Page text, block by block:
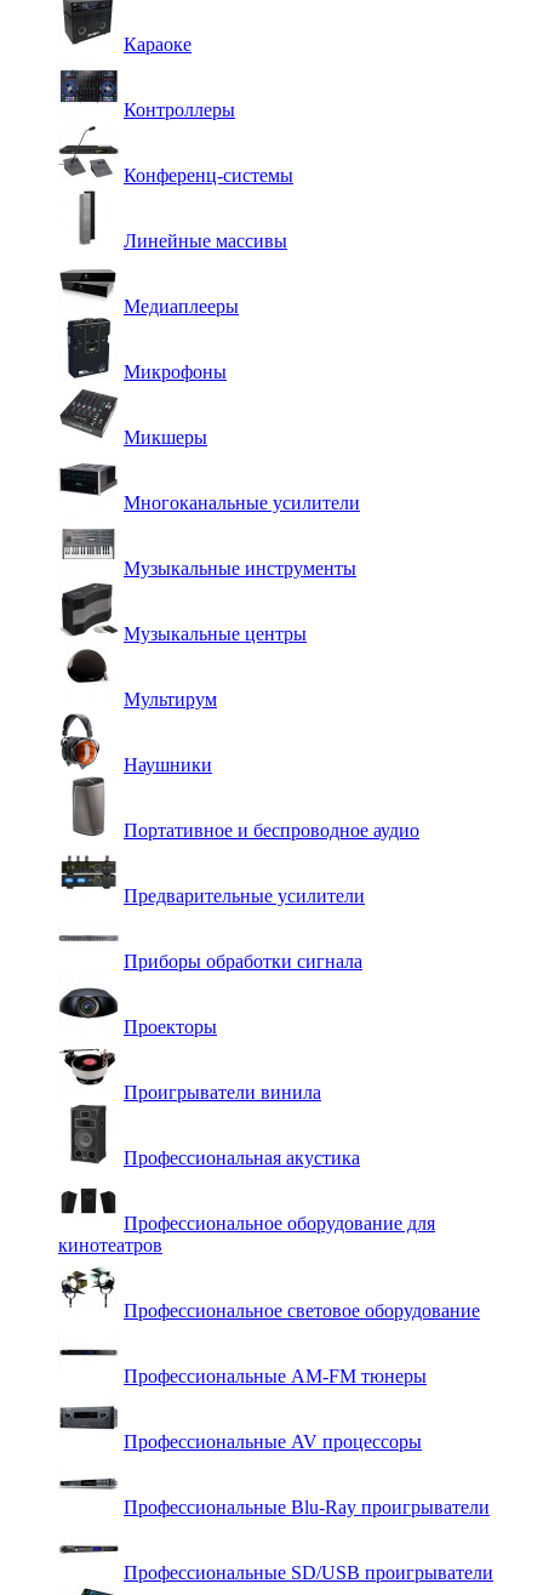
Караоке
Контроллеры
Конференц-системы
Линейные массивы
Медиаплееры
Микрофоны
Микшеры
Многоканальные усилители
Музыкальные инструменты
Музыкальные центры
Мультирум
Наушники
Портативное и беспроводное аудио
Предварительные усилители
Приборы обработки сигнала
Проекторы
Проигрыватели винила
Профессиональная акустика
Профессиональное оборудование для
кинотеатров
Профессиональное световое оборудование
Профессиональные AM-FM тюнеры
Профессиональные AV процессоры
Профессиональные Blu-Ray проигрыватели
Профессиональные SD/USB проигрыватели